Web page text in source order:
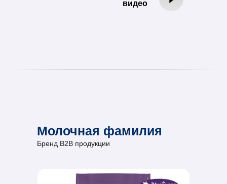
видео
Молочная фамилия
Бренд B2B продукции